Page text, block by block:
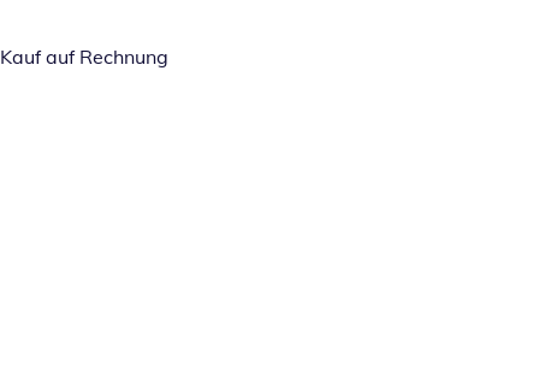
Kauf auf Rechnung